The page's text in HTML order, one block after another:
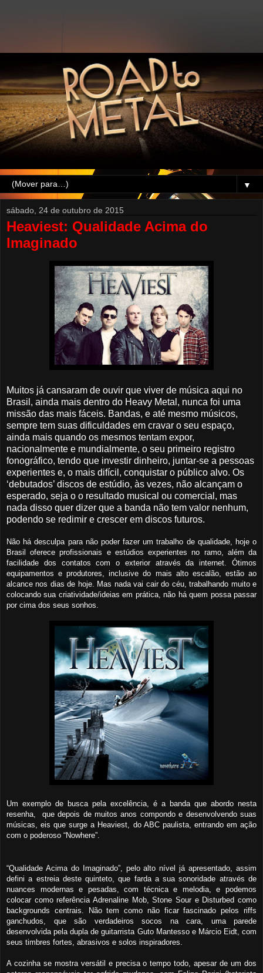
▼
sábado, 24 de outubro de 2015
Heaviest: Qualidade Acima do
Imaginado
Muitos já cansaram de ouvir que viver de música aqui no
Brasil, ainda mais dentro do Heavy Metal, nunca foi uma
missão das mais fáceis. Bandas, e até mesmo músicos,
sempre tem suas dificuldades em cravar o seu espaço,
ainda mais quando os mesmos tentam expor,
nacionalmente e mundialmente, o seu primeiro registro
fonográfico, tendo que investir dinheiro, juntar-se a pessoas
experientes e, o mais difícil, conquistar o público alvo. Os
‘debutados’ discos de estúdio, às vezes, não alcançam o
esperado, seja o o resultado musical ou comercial, mas
nada disso quer dizer que a banda não tem valor nenhum,
podendo se redimir e crescer em discos futuros.
Não hádesculpa para não poder fazer um trabalho de qualidade, hoje o
Brasil oferece profissionais e estúdios experientes no ramo, além da
facilidade dos contatos com o exterior através da internet.
Ótimos
equipamentos e produtores, inclusive do mais alto escalão, estão ao
alcance nos dias de hoje. Mas nadavai cair do céu, trabalhando muito e
colocando sua criatividade/ideias em prática, não há quem possa passar
por cima dos seus sonhos.
Um exemplo de busca pela excelência, é a banda que abordo nesta
resenha, que depois de muitos anos compondo e desenvolvendo suas
músicas, eis que surge a Heaviest, do ABC paulista, entrando em ação
com o poderoso “Nowhere”.
“Qualidade Acima do Imaginado”, pelo alto nível já apresentado, assim
defini a estreia deste quinteto, que farda a sua sonoridade através de
nuances modernas e pesadas,com técnica e melodia,e podemos
colocar como referênciaAdrenaline Mob, Stone Sour e Disturbed como
backgrounds centrais. Não tem como não ficar fascinado pelos riffs
ganchudos, que são verdadeiros socos na cara, umaparede
desenvolvidapela dupla de guitarrista Guto Mantesso e Márcio Eidt,com
seus timbres fortes, abrasivos e solos inspiradores.
Acozinha se mostra versátil e precisa o tempo todo, apesar de um dos